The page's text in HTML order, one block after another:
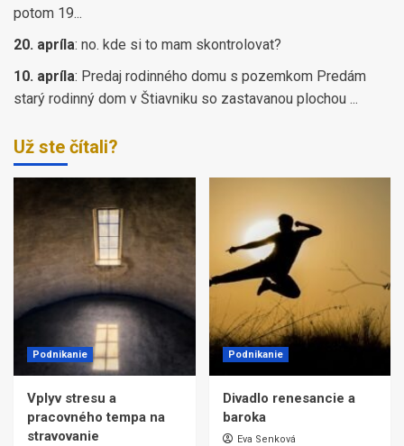
potom 19...
20. apríla: no. kde si to mam skontrolovat?
10. apríla: Predaj rodinného domu s pozemkom Predám
starý rodinný dom v Štiavniku so zastavanou plochou ...
Už ste čítali?
Podnikanie
Vplyv stresu a
pracovného tempa na
stravovanie
Podnikanie
Divadlo renesancie a
baroka
Eva Senková